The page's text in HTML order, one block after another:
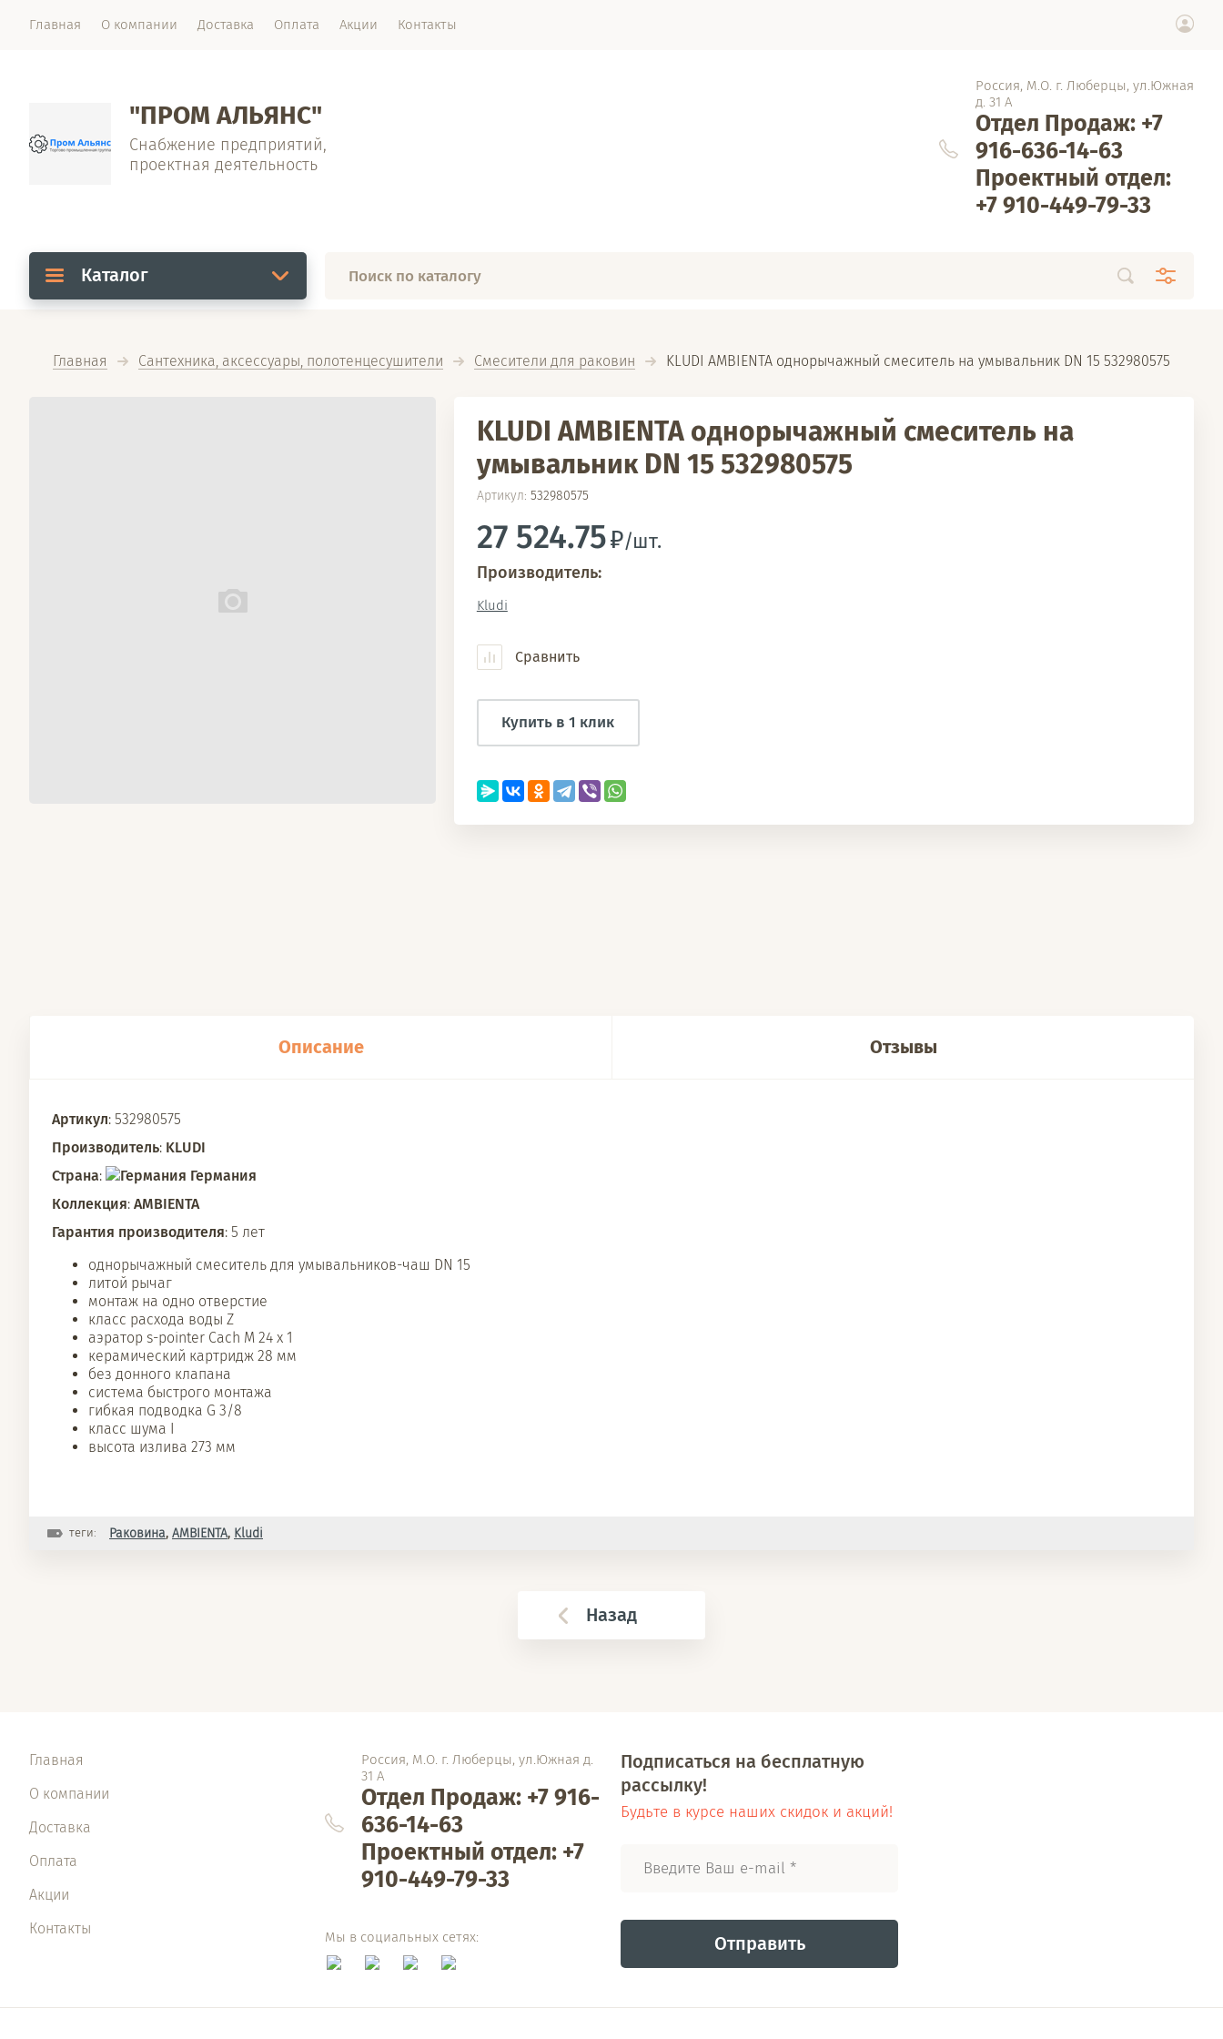
Главная О компании Доставка Оплата Акции Контакты
"ПРОМ АЛЬЯНС"
Снабжение предприятий,
проектная деятельность
Россия, М.О. г. Люберцы, ул.Южная
д. 31 А
Отдел Продаж: +7
916-636-14-63
Проектный отдел:
+7 910-449-79-33
Каталог
Главная Сантехника, аксессуары, полотенцесушители Смесители для раковин
  KLUDI AMBIENTA однорычажный смеситель на умывальник DN 15 532980575
KLUDI AMBIENTA однорычажный смеситель на
умывальник DN 15 532980575
Артикул: 532980575
27 524.75 /шт.
Производитель:
Kludi
Сравнить
Купить в 1 клик
Описание Отзывы
Артикул: 532980575
Производитель: KLUDI
Страна:
Германия
Коллекция: AMBIENTA
Гарантия производителя: 5 лет
однорычажный смеситель для умывальников-чаш DN 15
литой рычаг
монтаж на одно отверстие
класс расхода воды Z
аэратор s-pointer Cach M 24 x 1
керамический картридж 28 мм
без донного клапана
система быстрого монтажа
гибкая подводка G 3/8
класс шума I
высота излива 273 мм
теги: Раковина, AMBIENTA, Kludi
Назад
Главная
О компании
Доставка
Оплата
Акции
Контакты
Россия, М.О. г. Люберцы, ул.Южная д.
31 А
Отдел Продаж: +7 916-
636-14-63
Проектный отдел: +7
910-449-79-33
Мы в социальных сетях:
Подписаться на бесплатную
рассылку!
Будьте в курсе наших скидок и акций!
Отправить